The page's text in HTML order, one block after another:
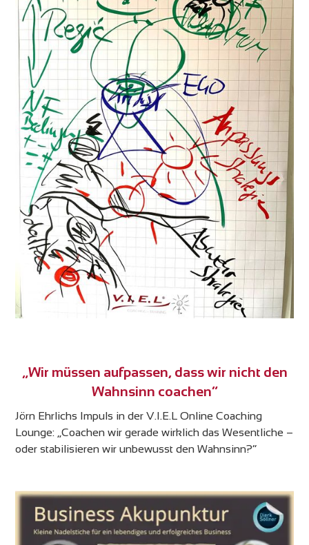
„Wir müssen aufpassen, dass wir nicht den
Wahnsinn coachen“
Jörn Ehrlichs Impuls in der V.I.E.L Online Coaching
Lounge: „Coachen wir gerade wirklich das Wesentliche –
oder stabilisieren wir unbewusst den Wahnsinn?“